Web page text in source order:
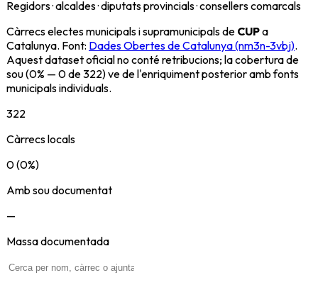
Regidors · alcaldes · diputats provincials · consellers comarcals
Càrrecs electes municipals i supramunicipals de CUPa
Catalunya. Font: Dades Obertes de Catalunya (nm3n-3vbj).
Aquest dataset oficial no conté retribucions; la cobertura de
sou (0% — 0de322) ve de l'enriquiment posterior amb fonts
municipals individuals.
322
Càrrecs locals
0(0%)
Amb sou documentat
—
Massa documentada